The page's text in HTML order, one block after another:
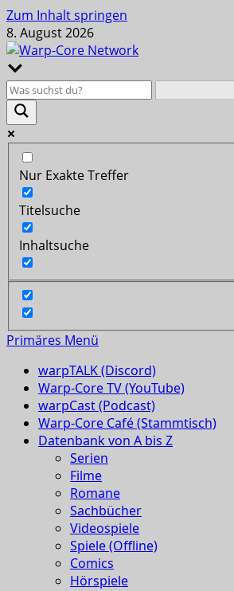
Zum Inhalt springen
8. August 2026
Nur Exakte Treffer
Titelsuche
Inhaltsuche
Primäres Menü
warpTALK (Discord)
Warp-Core TV (YouTube)
warpCast (Podcast)
Warp-Core Café (Stammtisch)
Datenbank von A bis Z
Serien
Filme
Romane
Sachbücher
Videospiele
Spiele (Offline)
Comics
Hörspiele